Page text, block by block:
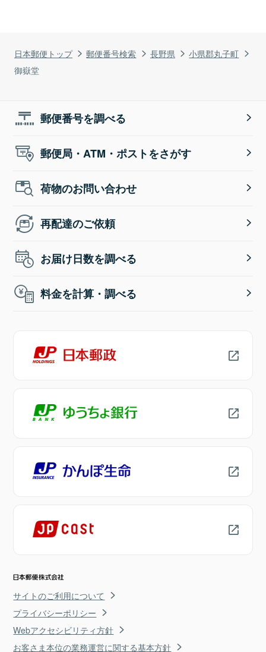
日本郵便トップ 郵便番号検索 長野県
小県郡丸子町
御嶽堂
郵便番号を調べる
郵便局・ATM・ポストをさがす
荷物のお問い合わせ
再配達のご依頼
お届け日数を調べる
料金を計算・調べる
サイトのご利用について
プライバシーポリシー
Webアクセシビリティ方針
お客さま本位の業務運営に関する基本方針